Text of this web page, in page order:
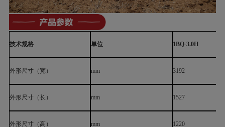
技术规格 单位 1BQ-3.0H
外形尺寸（宽） mm 3192
外形尺寸（长） mm 1527
外形尺寸（高） mm 1220